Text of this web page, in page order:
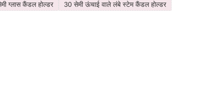
ग्लास कैंडल होल्डर 30 सेमी ऊंचाई वाले लंबे स्टेम कैंडल होल्डर